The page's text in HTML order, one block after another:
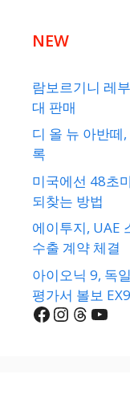
NEW
람보르기니 레
대 판매
디 올 뉴 아반떼
록
미국에선 48초
되찾는 방법
에이투지, UAE
수출 계약 체결
아이오닉 9, 독
평가서 볼보
Facebook
Instagram
Threads